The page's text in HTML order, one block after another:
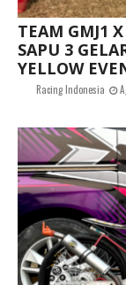
TEAM GMJ1
SAPU 3
YELLOW
Racing Indonesia